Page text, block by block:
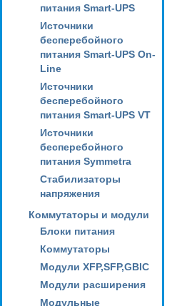
питания Smart-UPS
Источники
бесперебойного
питания Smart-UPS On-
Line
Источники
бесперебойного
питания Smart-UPS VT
Источники
бесперебойного
питания Symmetra
Стабилизаторы
напряжения
Коммутаторы и модули
Блоки питания
Коммутаторы
Модули XFP,SFP,GBIC
Модули расширения
Модульные